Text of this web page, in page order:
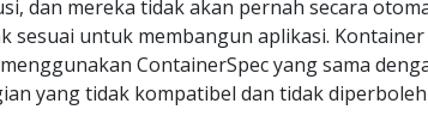
dan mereka tidak akan pernah secara
sesuai untuk membangun aplikasi. Kontainer
ContainerSpec yang sama
yang tidak kompatibel dan tidak